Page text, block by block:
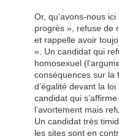
Or, qu’avons-nous
progrès », refuse de
et rappelle avoir
». Un candidat qui
homosexuel
conséquences sur la
d’égalité devant la
candidat qui
l’avortement mais
Un candidat très
les sites sont en